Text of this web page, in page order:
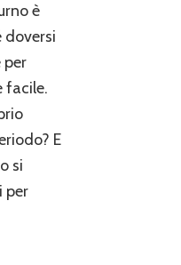
è
per
facile.
E
si
per